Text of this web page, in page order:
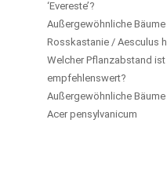
‘Evereste’?
Außergewöhnliche
Rosskastanie / Aesculus
Welcher Pflanzabstand ist
empfehlenswert?
Außergewöhnliche
Acer pensylvanicum